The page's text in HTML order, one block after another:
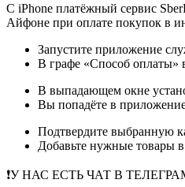
С iPhone платёжный сервис
Айфоне при оплате покупок в
Запустите приложение
В графе «Способ оплаты»
В выпадающем окне
Вы попадёте в
Подтвердите выбранную
Добавьте нужные товары в
❗️У НАС ЕСТЬ ЧАТ В